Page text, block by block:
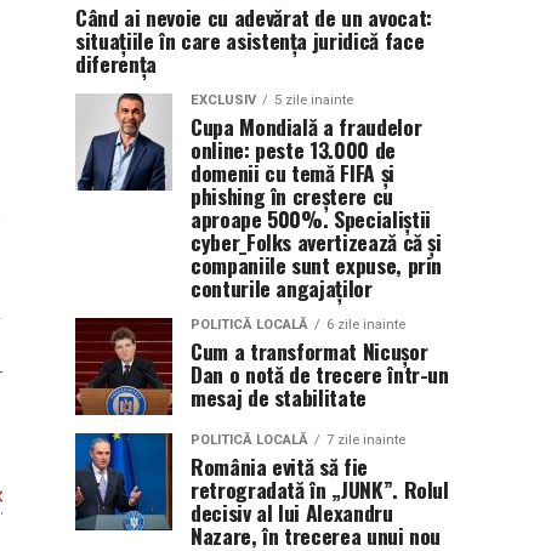
Când ai nevoie cu adevărat de un avocat:
situațiile în care asistența juridică face
diferența
EXCLUSIV 5 zile inainte
Cupa Mondială a fraudelor
online: peste 13.000 de
domenii cu temă FIFA și
phishing în creștere cu
aproape 500%. Specialiștii
cyber_Folks avertizează că și
companiile sunt expuse, prin
conturile angajaților
POLITICĂ LOCALĂ 6 zile inainte
Cum a transformat Nicușor
Dan o notă de trecere într-un
mesaj de stabilitate
POLITICĂ LOCALĂ 7 zile inainte
România evită să fie
retrogradată în „JUNK”. Rolul
decisiv al lui Alexandru
Nazare, în trecerea unui nou